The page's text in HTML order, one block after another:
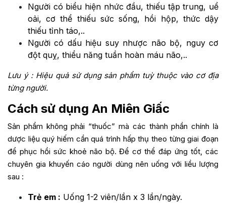
Người có biểu hiện nhức đầu, thiếu tập trung, uể
oải, cơ thể thiếu sức sống, hồi hộp, thức dậy
thiếu tỉnh táo,..
Người có dấu hiệu suy nhược não bộ, nguy cơ
đột quỵ, thiểu năng tuần hoàn máu não,..
Lưu ý : Hiệu quả sử dụng sản phẩm tuỳ thuộc vào cơ địa
từng người.
Cách sử dụng An Miên Giấc
Sản phẩm không phải “thuốc” mà các thành phần chính là
dược liệu quý hiếm cần quá trình hấp thụ theo từng giai đoạn
để phục hồi sức khoẻ não bộ. Để cơ thể đáp ứng tốt, các
chuyên gia khuyến cáo người dùng nên uống với liều lượng
sau :
Trẻ em : Uống 1-2 viên/lần x 3 lần/ngày.